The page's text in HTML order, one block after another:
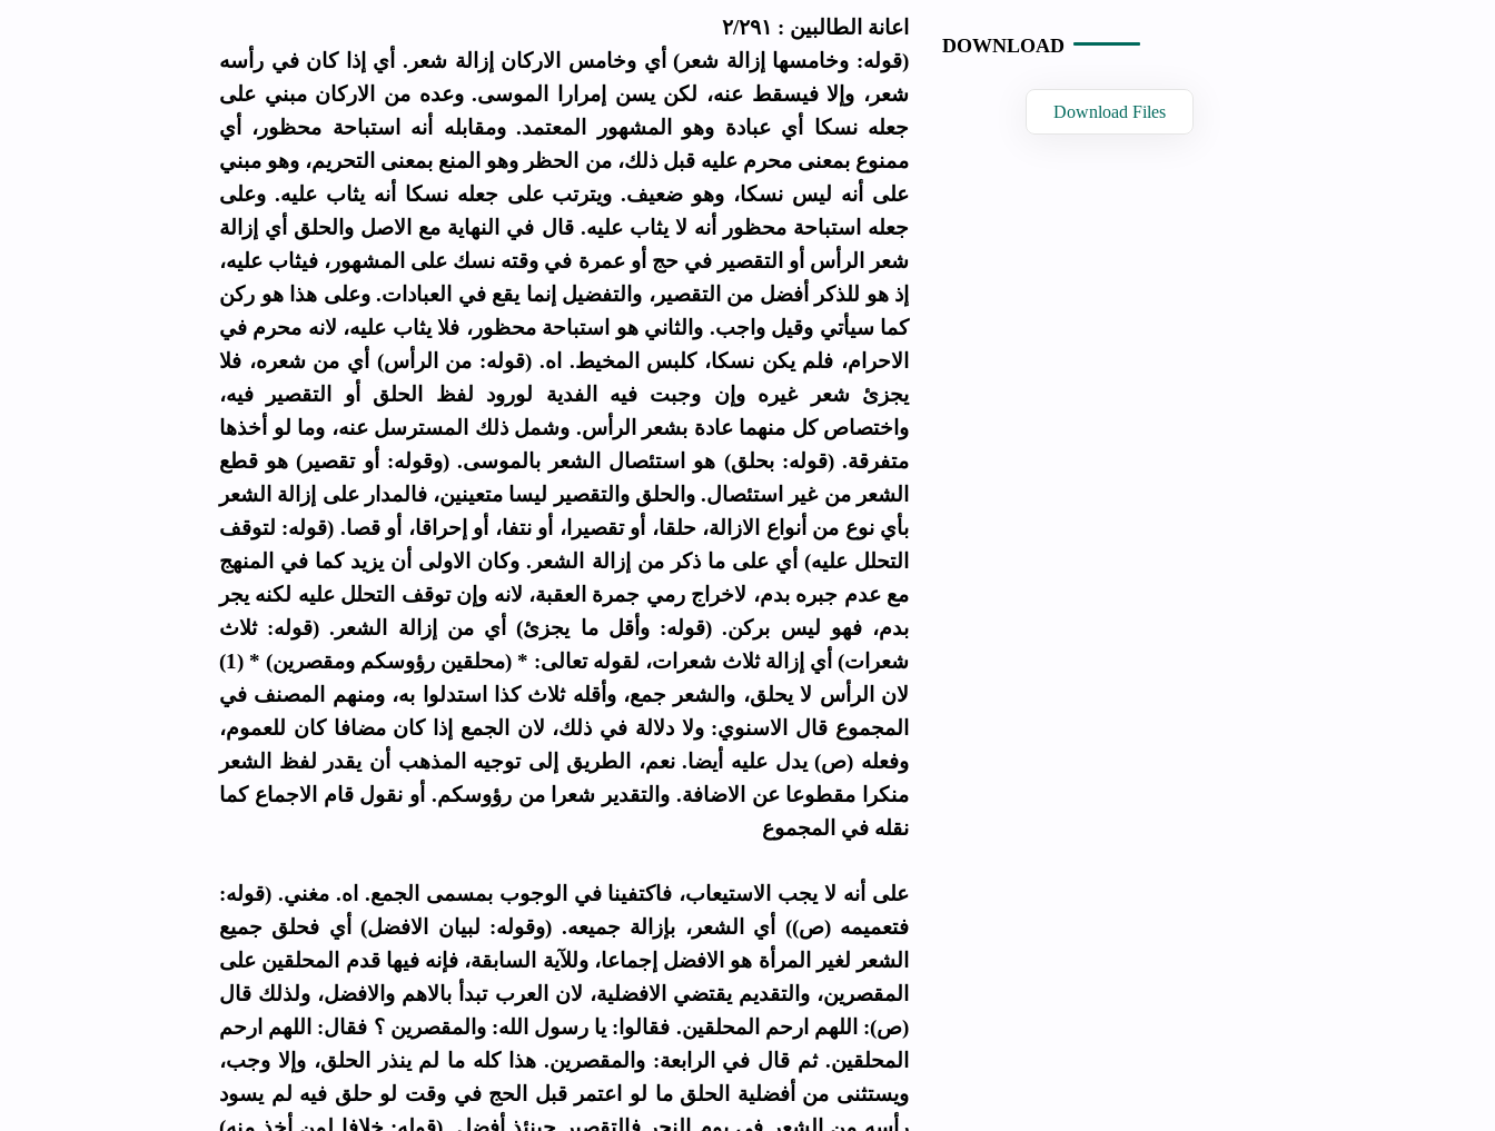
اعانة الطالبين : ٢/٢٩١
(قوله: وخامسها إزالة شعر) أي وخامس الاركان إزالة شعر. أي إذا كان في رأسه
شعر، وإلا فيسقط عنه، لكن يسن إمرارا الموسى. وعده من الاركان مبني على
جعله نسكا أي عبادة وهو المشهور المعتمد. ومقابله أنه استباحة محظور، أي
ممنوع بمعنى محرم عليه قبل ذلك، من الحظر وهو المنع بمعنى التحريم، وهو مبني
على أنه ليس نسكا، وهو ضعيف. ويترتب على جعله نسكا أنه يثاب عليه. وعلى
جعله استباحة محظور أنه لا يثاب عليه. قال في النهاية مع الاصل والحلق أي إزالة
شعر الرأس أو التقصير في حج أو عمرة في وقته نسك على المشهور، فيثاب عليه،
إذ هو للذكر أفضل من التقصير، والتفضيل إنما يقع في العبادات. وعلى هذا هو ركن
كما سيأتي وقيل واجب. والثاني هو استباحة محظور، فلا يثاب عليه، لانه محرم في
الاحرام، فلم يكن نسكا، كلبس المخيط. اه. (قوله: من الرأس) أي من شعره، فلا
يجزئ شعر غيره وإن وجبت فيه الفدية لورود لفظ الحلق أو التقصير فيه،
واختصاص كل منهما عادة بشعر الرأس. وشمل ذلك المسترسل عنه، وما لو أخذها
متفرقة. (قوله: بحلق) هو استئصال الشعر بالموسى. (وقوله: أو تقصير) هو قطع
الشعر من غير استئصال. والحلق والتقصير ليسا متعينين، فالمدار على إزالة الشعر
بأي نوع من أنواع الازالة، حلقا، أو تقصيرا، أو نتفا، أو إحراقا، أو قصا. (قوله: لتوقف
التحلل عليه) أي على ما ذكر من إزالة الشعر. وكان الاولى أن يزيد كما في المنهج
مع عدم جبره بدم، لاخراج رمي جمرة العقبة، لانه وإن توقف التحلل عليه لكنه يجر
بدم، فهو ليس بركن. (قوله: وأقل ما يجزئ) أي من إزالة الشعر. (قوله: ثلاث
شعرات) أي إزالة ثلاث شعرات، لقوله تعالى: * (محلقين رؤوسكم ومقصرين) * (1)
لان الرأس لا يحلق، والشعر جمع، وأقله ثلاث كذا استدلوا به، ومنهم المصنف في
المجموع قال الاسنوي: ولا دلالة في ذلك، لان الجمع إذا كان مضافا كان للعموم،
وفعله (ص) يدل عليه أيضا. نعم، الطريق إلى توجيه المذهب أن يقدر لفظ الشعر
منكرا مقطوعا عن الاضافة. والتقدير شعرا من رؤوسكم. أو نقول قام الاجماع كما
نقله في المجموع
على أنه لا يجب الاستيعاب، فاكتفينا في الوجوب بمسمى الجمع. اه. مغني. (قوله:
فتعميمه (ص)) أي الشعر، بإزالة جميعه. (وقوله: لبيان الافضل) أي فحلق جميع
الشعر لغير المرأة هو الافضل إجماعا، وللآية السابقة، فإنه فيها قدم المحلقين على
المقصرين، والتقديم يقتضي الافضلية، لان العرب تبدأ بالاهم والافضل، ولذلك قال
(ص): اللهم ارحم المحلقين. فقالوا: يا رسول الله: والمقصرين ؟ فقال: اللهم ارحم
المحلقين. ثم قال في الرابعة: والمقصرين. هذا كله ما لم ينذر الحلق، وإلا وجب،
ويستثنى من أفضلية الحلق ما لو اعتمر قبل الحج في وقت لو حلق فيه لم يسود
DOWNLOAD
Download Files